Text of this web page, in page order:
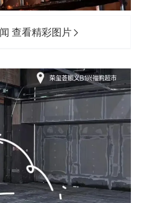
查看精彩图片